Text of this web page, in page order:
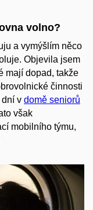
volno?
a vymýšlím něco
Objevila jsem
mají dopad, takže
činnosti
dní v domě seniorů
však
mobilního týmu,